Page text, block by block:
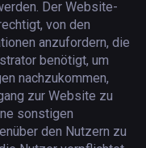
Der Website-
von den
anzufordern, die
benötigt, um
nachzukommen,
zur Website zu
sonstigen
den Nutzern zu